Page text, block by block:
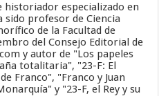
historiador especializado en
profesor de Ciencia
de la Facultad de
del Consejo Editorial de
y autor de "Los papeles
totalitaria", "23-F: El
Franco", "Franco y Juan
y "23-F, el Rey y su